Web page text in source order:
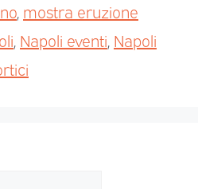
, mostra eruzione
, Napoli eventi, Napoli